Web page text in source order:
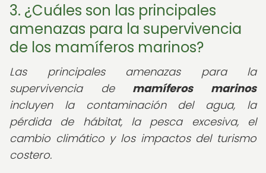
3. ¿Cuáles son las principales
amenazas para la supervivencia
de los mamíferos marinos?
Las principales amenazas para la
supervivencia de mamíferos marinos
incluyen la contaminación del agua, la
pérdida de hábitat, la pesca excesiva, el
cambio climático y los impactos del turismo
costero.